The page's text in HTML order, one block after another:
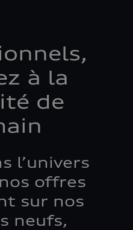
à la
de
l’univers
offres
sur nos
neufs,